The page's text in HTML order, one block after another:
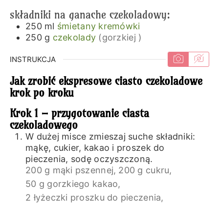
składniki na ganache czekoladowy:
250 ml śmietany kremówki
250 g czekolady (gorzkiej )
INSTRUKCJA
Jak zrobić ekspresowe ciasto czekoladowe
krok po kroku
Krok 1 – przygotowanie ciasta
czekoladowego
W dużej misce zmieszaj suche składniki:
mąkę, cukier, kakao i proszek do
pieczenia, sodę oczyszczoną.
200 g mąki pszennej, 200 g cukru,
50 g gorzkiego kakao,
2 łyżeczki proszku do pieczenia,